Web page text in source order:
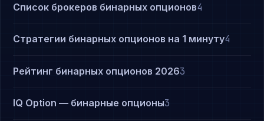
Список брокеров бинарных опционов4
Стратегии бинарных опционов на 1 минуту4
Рейтинг бинарных опционов 20263
IQ Option — бинарные опционы3